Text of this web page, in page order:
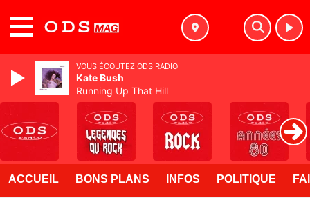
ACCUEIL BONS PLANS INFOS POLITIQUE
VOUS ÉCOUTEZ ODS RADIO
Kate Bush
Running Up That Hill